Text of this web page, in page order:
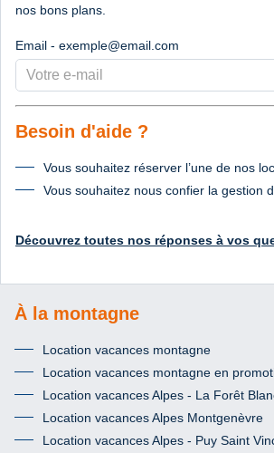
nos bons plans.
Email - exemple@email.com
Besoin d'aide ?
Vous souhaitez réserver l’une de nos
Vous souhaitez nous confier la gestion
Découvrez toutes nos réponses à vos
À la montagne
Location vacances montagne
Location vacances montagne en
Location vacances Alpes - La Forêt
Location vacances Alpes Montgenèvre
Location vacances Alpes - Puy Saint